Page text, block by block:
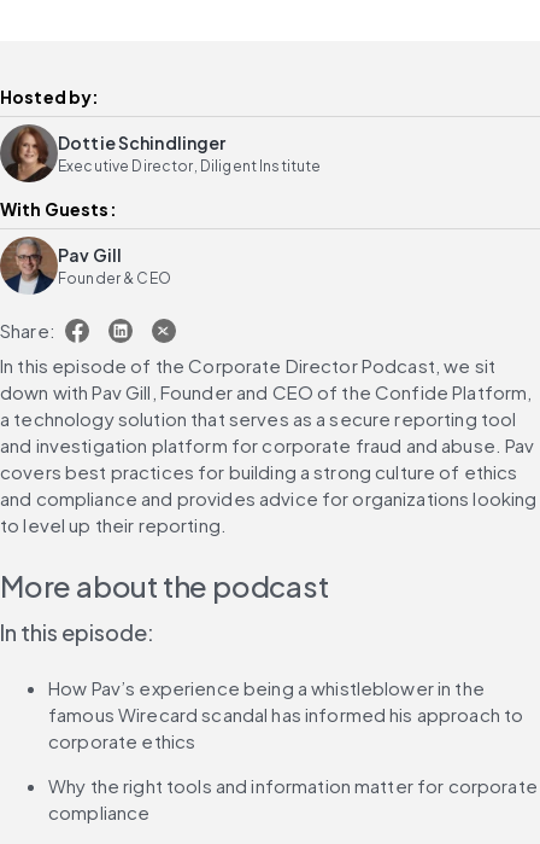
Hosted by:
Dottie Schindlinger
Executive Director, Diligent Institute
With Guests:
Pav Gill
Founder & CEO
Share:
In this episode of the Corporate Director Podcast, we sit
down with Pav Gill, Founder and CEO of the Confide Platform,
a technology solution that serves as a secure reporting tool
and investigation platform for corporate fraud and abuse. Pav
covers best practices for building a strong culture of ethics
and compliance and provides advice for organizations looking
to level up their reporting.
More about the podcast
In this episode:
How Pav’s experience being a whistleblower in the
famous Wirecard scandal has informed his approach to
corporate ethics
Why the right tools and information matter for corporate
compliance